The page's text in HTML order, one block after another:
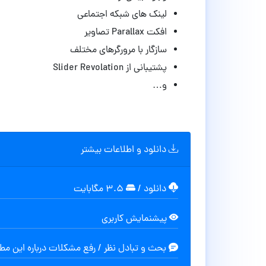
لینک های شبکه اجتماعی
افکت Parallax تصاویر
سازگار با مرورگرهای مختلف
پشتیبانی از Slider Revolation
و…
دانلود و اطلاعات بیشتر
دانلود /
پیشنمایش کاربری
بحث و تبادل نظر / رفع مشکلات درباره این